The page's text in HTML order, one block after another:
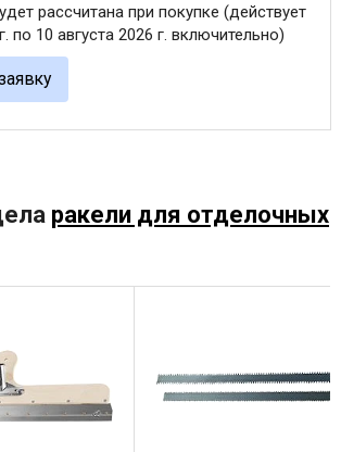
рассчитана при покупке (действует
по 10 августа 2026 г. включительно)
ракели для отделочных